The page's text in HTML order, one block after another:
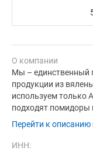
О компании
Мы – единственный
продукции из
используем только
подходят помидоры
Перейти к
ИНН: